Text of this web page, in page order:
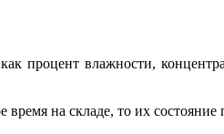
процент влажности,
на складе, то их состояние